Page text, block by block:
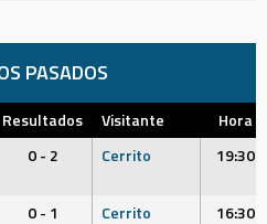
PASADOS
Resultados Visitante
Hora
0 - 2 Cerrito 19:30
0 - 1 Cerrito 16:30